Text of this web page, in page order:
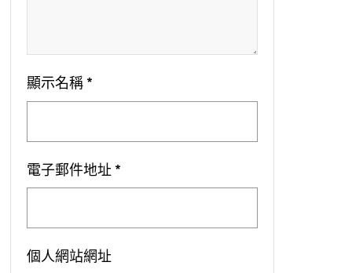
顯示名稱 *
電子郵件地址 *
個人網站網址